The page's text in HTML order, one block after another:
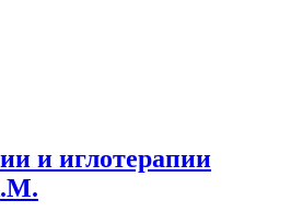
и иглотерапии